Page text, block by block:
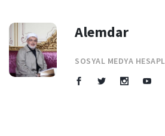
Alemdar
SOSYAL MEDYA